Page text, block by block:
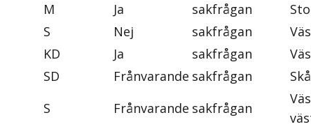
M Ja sakfrågan
S Nej sakfrågan
KD Ja sakfrågan
SD Frånvarande sakfrågan
S Frånvarande sakfrågan